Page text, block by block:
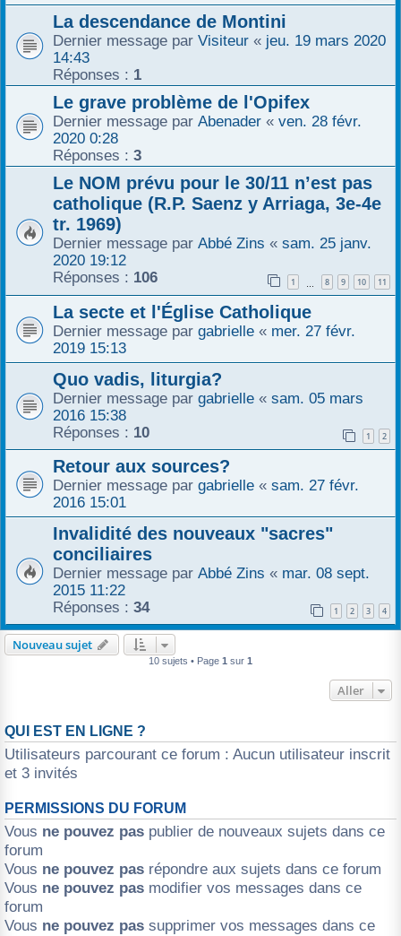
La descendance de Montini
Dernier message par Visiteur « jeu. 19 mars 2020
14:43
Réponses : 1
Le grave problème de l'Opifex
Dernier message par Abenader « ven. 28 févr.
2020 0:28
Réponses : 3
Le NOM prévu pour le 30/11 n’est pas
catholique (R.P. Saenz y Arriaga, 3e-4e
tr. 1969)
Dernier message par Abbé Zins « sam. 25 janv.
2020 19:12
Réponses : 106 1 8 9 10 11
La secte et l'Église Catholique
Dernier message par gabrielle « mer. 27 févr.
2019 15:13
Quo vadis, liturgia?
Dernier message par gabrielle « sam. 05 mars
2016 15:38
Réponses : 10 1 2
Retour aux sources?
Dernier message par gabrielle « sam. 27 févr.
2016 15:01
Invalidité des nouveaux "sacres"
conciliaires
Dernier message par Abbé Zins « mar. 08 sept.
2015 11:22
Réponses : 34 1 2 3 4
Nouveau sujet
10 sujets • Page 1 sur 1
Aller
QUI EST EN LIGNE ?
Utilisateurs parcourant ce forum : Aucun utilisateur inscrit
et 3 invités
PERMISSIONS DU FORUM
Vous ne pouvez pas publier de nouveaux sujets dans ce
forum
Vous ne pouvez pas répondre aux sujets dans ce forum
Vous ne pouvez pas modifier vos messages dans ce
forum
Vous ne pouvez pas supprimer vos messages dans ce